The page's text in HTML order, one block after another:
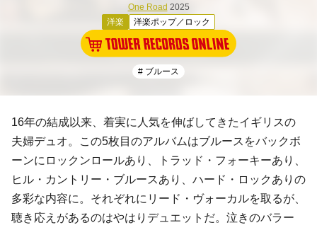
One Road 2025
洋楽
洋楽ポップ／ロック
# ブルース
16年の結成以来、着実に人気を伸ばしてきたイギリスの
夫婦デュオ。この5枚目のアルバムはブルースをバックボ
ーンにロックンロールあり、トラッド・フォーキーあり、
ヒル・カントリー・ブルースあり、ハード・ロックありの
多彩な内容に。それぞれにリード・ヴォーカルを取るが、
聴き応えがあるのはやはりデュエットだ。泣きのバラー